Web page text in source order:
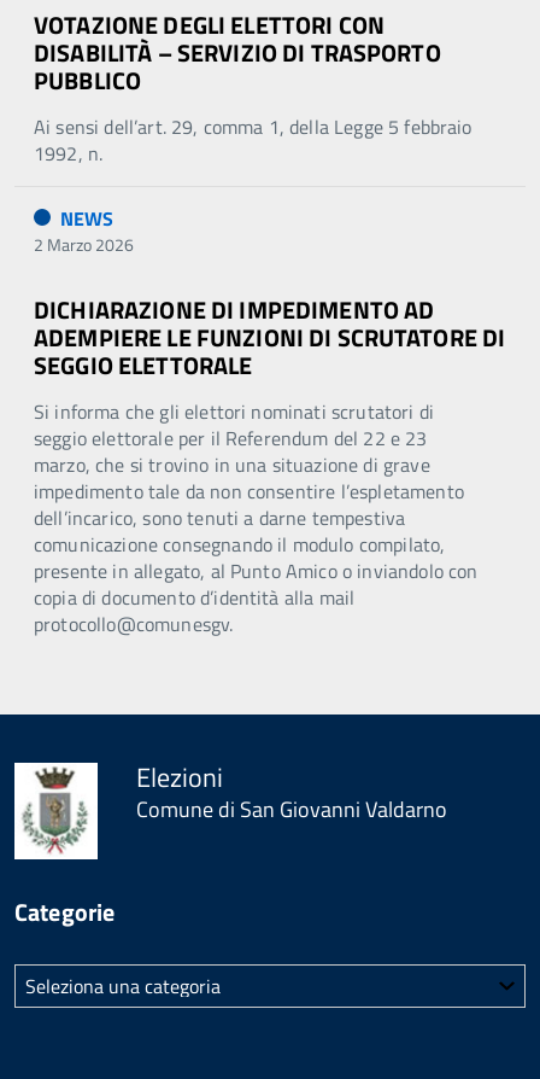
VOTAZIONE DEGLI ELETTORI CON
DISABILITÀ – SERVIZIO DI TRASPORTO
PUBBLICO
Ai sensi dell’art. 29, comma 1, della Legge 5 febbraio
1992, n.
NEWS
2 Marzo 2026
DICHIARAZIONE DI IMPEDIMENTO AD
ADEMPIERE LE FUNZIONI DI SCRUTATORE DI
SEGGIO ELETTORALE
Si informa che gli elettori nominati scrutatori di
seggio elettorale per il Referendum del 22 e 23
marzo, che si trovino in una situazione di grave
impedimento tale da non consentire l’espletamento
dell’incarico, sono tenuti a darne tempestiva
comunicazione consegnando il modulo compilato,
presente in allegato, al Punto Amico o inviandolo con
copia di documento d’identità alla mail
protocollo@comunesgv.
Elezioni
Comune di San Giovanni Valdarno
Categorie
Categorie